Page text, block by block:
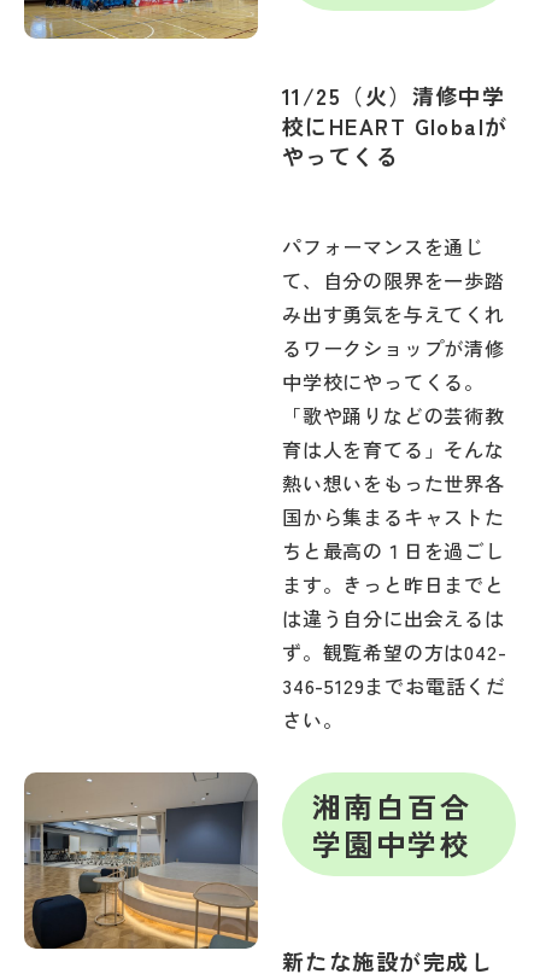
11/25（火）清修中学
校にHEART Globalが
やってくる
パフォーマンスを通じ
て、自分の限界を一歩踏
み出す勇気を与えてくれ
るワークショップが清修
中学校にやってくる。
「歌や踊りなどの芸術教
育は人を育てる」そんな
熱い想いをもった世界各
国から集まるキャストた
ちと最高の１日を過ごし
ます。きっと昨日までと
は違う自分に出会えるは
ず。観覧希望の方は042-
346-5129までお電話くだ
さい。
湘南白百合
学園中学校
新たな施設が完成し